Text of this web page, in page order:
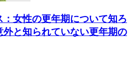
：女性の更年期について知ろ
外と知られていない更年期の